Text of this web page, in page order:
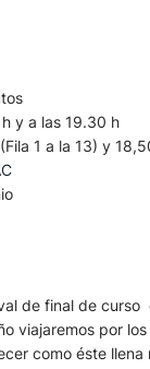
h y a las 19.30 h
1 a la 13) y
de final de curso
viajaremos por
como éste llena